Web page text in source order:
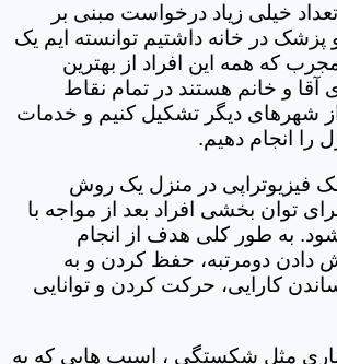
خیلی زیاد درخواست مبنی بر
پزشک در خانه داشتیم توانسته ایم یک
که همه این افراد از بهترین
آقا و خانم هستند در تمام نقاط
شهرهای دیگر تشکیل کنیم و خدمات
را انجام دهیم.
فیزیوتراپی در منزل یک روش
توان بخشی افراد بعد از مواجه با
به طور کلی هدف از انجام
دادن دومرتبه، حفظ کردن و به
کارایی، حرکت کردن و توانایی
مثل شکستگی ، اسیب هایی که به